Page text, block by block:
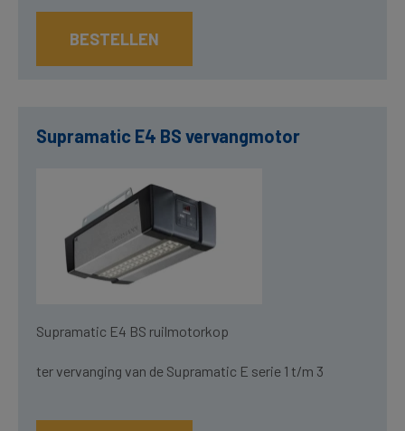
BESTELLEN
Supramatic E4 BS vervangmotor
Supramatic E4 BS ruilmotorkop
ter vervanging van de Supramatic E serie 1 t/m 3